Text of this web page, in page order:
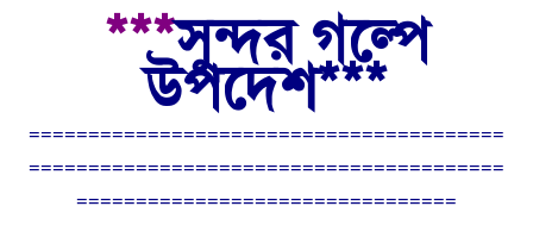
***সুন্দর গল্পে
উপদেশ***
========================================
========================================
================================